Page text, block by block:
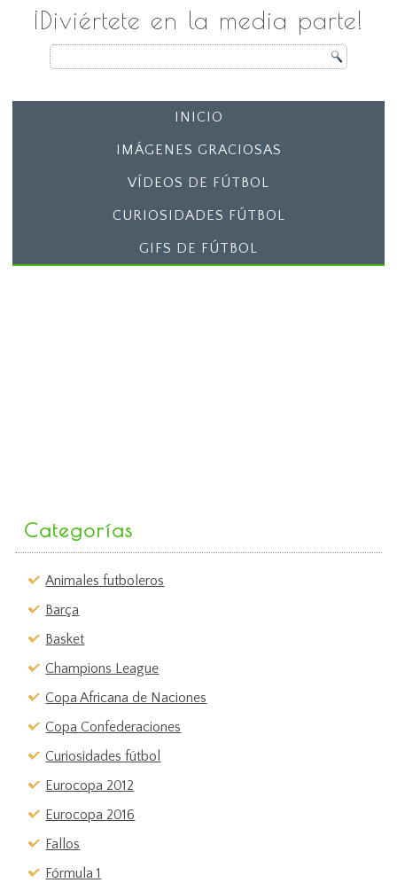
¡Diviértete en la media parte!
INICIO
IMÁGENES GRACIOSAS
VÍDEOS DE FÚTBOL
CURIOSIDADES FÚTBOL
GIFS DE FÚTBOL
Categorías
Animales futboleros
Barça
Basket
Champions League
Copa Africana de Naciones
Copa Confederaciones
Curiosidades fútbol
Eurocopa 2012
Eurocopa 2016
Fallos
Fórmula 1